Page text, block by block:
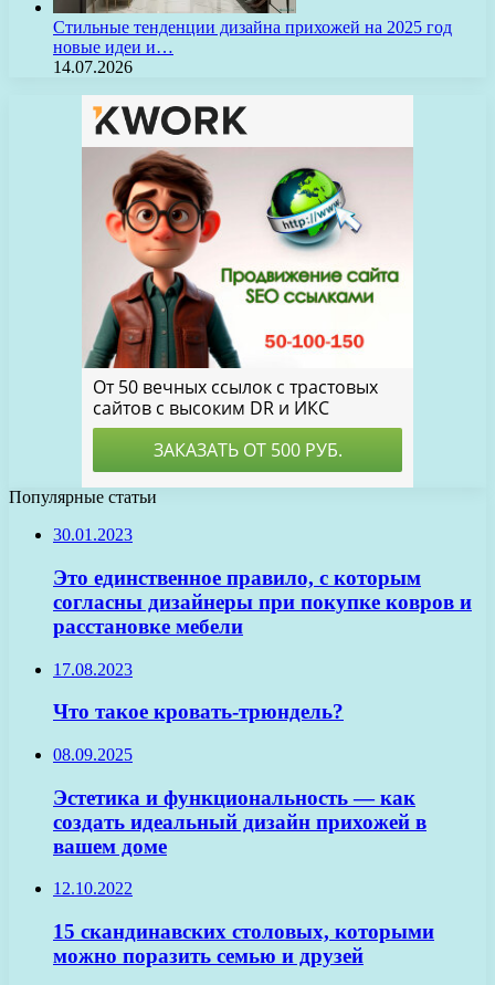
Стильные тенденции дизайна прихожей на 2025 год
новые идеи и…
14.07.2026
Популярные статьи
30.01.2023
Это единственное правило, с которым
согласны дизайнеры при покупке ковров и
расстановке мебели
17.08.2023
Что такое кровать-трюндель?
08.09.2025
Эстетика и функциональность — как
создать идеальный дизайн прихожей в
вашем доме
12.10.2022
15 скандинавских столовых, которыми
можно поразить семью и друзей